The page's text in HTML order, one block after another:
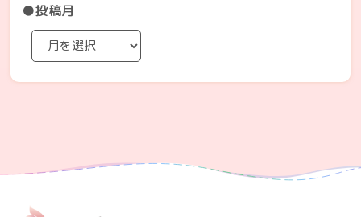
●投稿月